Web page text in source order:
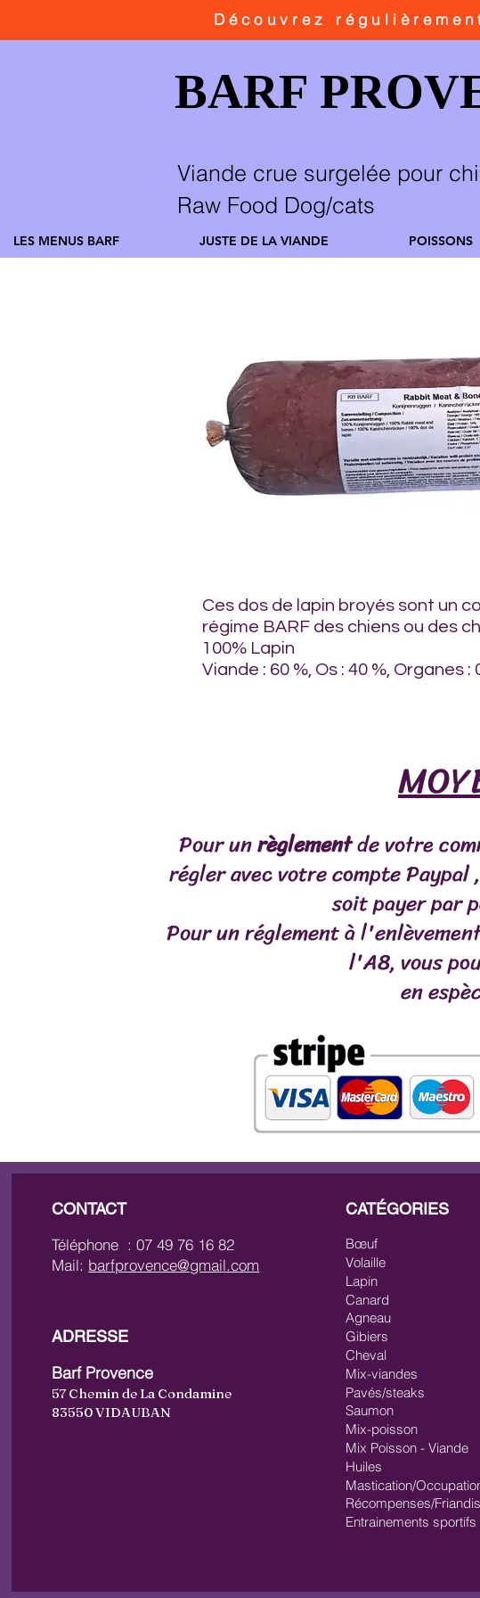
Découvrez
BARF
Viande crue surgelée pour
Raw Food Dog/cats
LES MENUS BARF JUSTE DE LA VIANDE POISSONS
LES MENUS BARF JUSTE DE LA VIANDE
Ces dos de lapin broyés sont un
régime BARF des chiens ou des
100% Lapin
Viande : 60 %, Os : 40 %, Organes :
Pour unrèglementde votre
régler avec votre compte
soit payer par
Pour un réglement à
l'A8, vous
en
CONTACT
Téléphone : 07 49 76 16 82
Mail: barfprovence@gmail.com
ADRESSE
Barf Provence
57 Chemin de La Condamine
83550 VIDAUBAN
CATÉGORIES
Bœuf
Volaille
Lapin
Agneau
Canard
Gibiers
Cheval
Mix-viandes
Saumon
Pavés/steaks
Mix-poisson
Mix Poisson - Viande
Huiles
Récompenses/
Mastication/
Entrainements sportifs